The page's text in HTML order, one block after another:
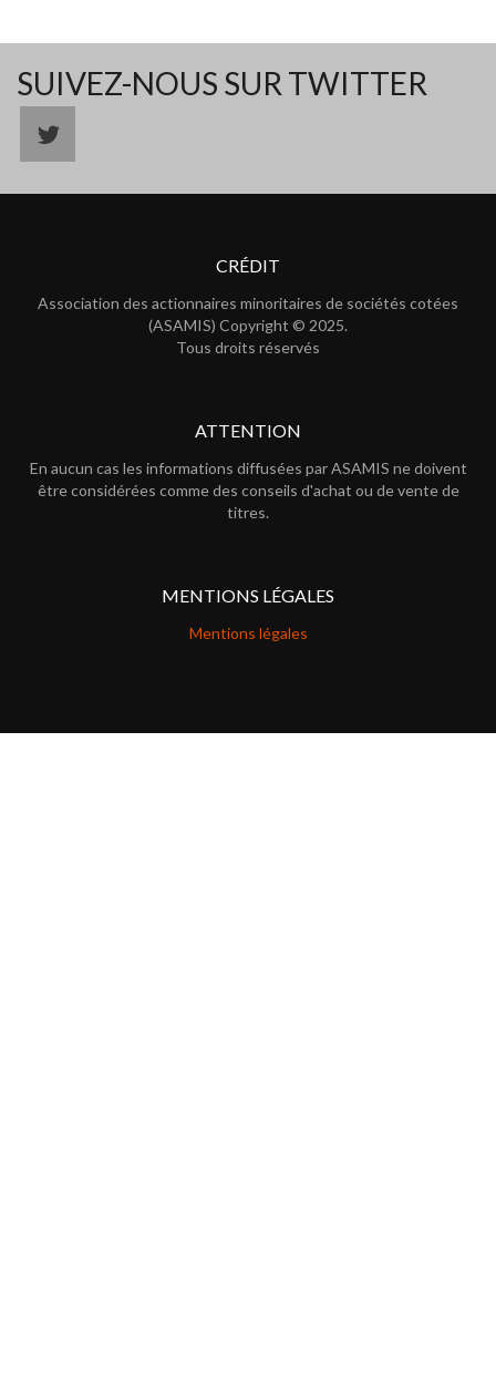
SUIVEZ-NOUS SUR TWITTER
CRÉDIT
Association des actionnaires minoritaires de sociétés cotées
(ASAMIS) Copyright © 2025.
Tous droits réservés
ATTENTION
En aucun cas les informations diffusées par ASAMIS ne doivent
être considérées comme des conseils d'achat ou de vente de
titres.
MENTIONS LÉGALES
Mentions légales